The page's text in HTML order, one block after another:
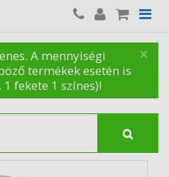
×
A mennyiségi
termékek esetén is
fekete 1 színes)!